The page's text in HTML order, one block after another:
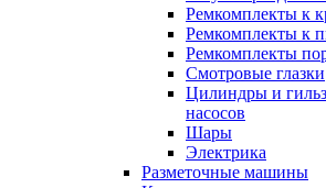
Ремкомплекты к
Ремкомплекты к
Ремкомплекты
Смотровые глазки
Цилиндры и
насосов
Шары
Электрика
Разметочные машины